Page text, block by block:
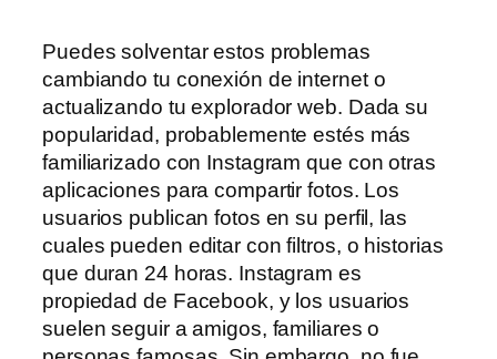
Puedes solventar estos problemas
cambiando tu conexión de internet o
actualizando tu explorador web. Dada su
popularidad, probablemente estés más
familiarizado con Instagram que con otras
aplicaciones para compartir fotos. Los
usuarios publican fotos en su perfil, las
cuales pueden editar con filtros, o historias
que duran 24 horas. Instagram es
propiedad de Facebook, y los usuarios
suelen seguir a amigos, familiares o